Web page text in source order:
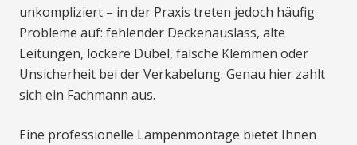
unkompliziert – in der Praxis treten jedoch häufig
Probleme auf: fehlender Deckenauslass, alte
Leitungen, lockere Dübel, falsche Klemmen oder
Unsicherheit bei der Verkabelung. Genau hier zahlt
sich ein Fachmann aus.
Eine professionelle Lampenmontage bietet Ihnen